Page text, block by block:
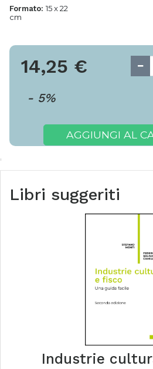
Formato: 15 x 22
cm
14,25 €
- 5%
AGGIUNGI AL
Libri suggeriti
Industrie